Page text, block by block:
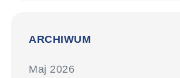
ARCHIWUM
Maj 2026